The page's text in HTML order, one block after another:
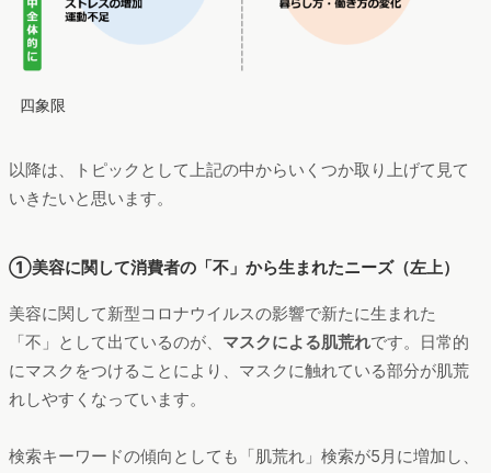
四象限
以降は、トピックとして上記の中からいくつか取り上げて見て
いきたいと思います。
①美容に関して消費者の「不」から生まれたニーズ（左上）
美容に関して新型コロナウイルスの影響で新たに生まれた
「不」として出ているのが、 マスクによる肌荒れです。日常的
にマスクをつけることにより、マスクに触れている部分が肌荒
れしやすくなっています。
検索キーワードの傾向としても「肌荒れ」検索が5月に増加し、